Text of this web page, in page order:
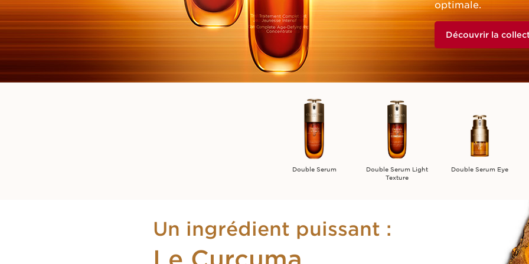
optimale.
Découvrir la
Double Serum
Double Serum Light
Texture
Double Serum Eye
Un ingrédient puissant :